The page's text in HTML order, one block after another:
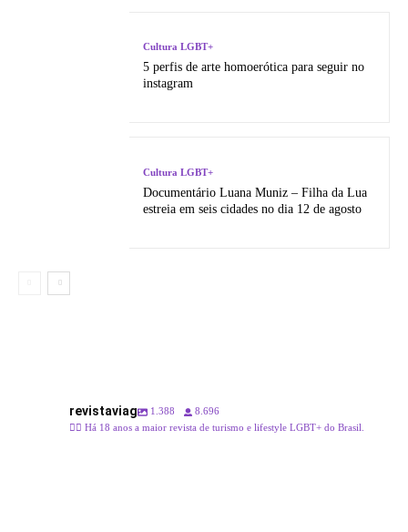
Cultura LGBT+
5 perfis de arte homoerótica para seguir no
instagram
Cultura LGBT+
Documentário Luana Muniz – Filha da Lua
estreia em seis cidades no dia 12 de agosto
revistaviag 1.388
8.696
🏳️‍🌈 Há 18 anos a maior revista de turismo e lifestyle LGBT+ do Brasil.